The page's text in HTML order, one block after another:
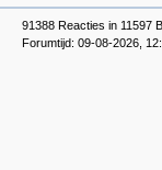
91388 Reacties in 11597
Forumtijd: 09-08-2026,